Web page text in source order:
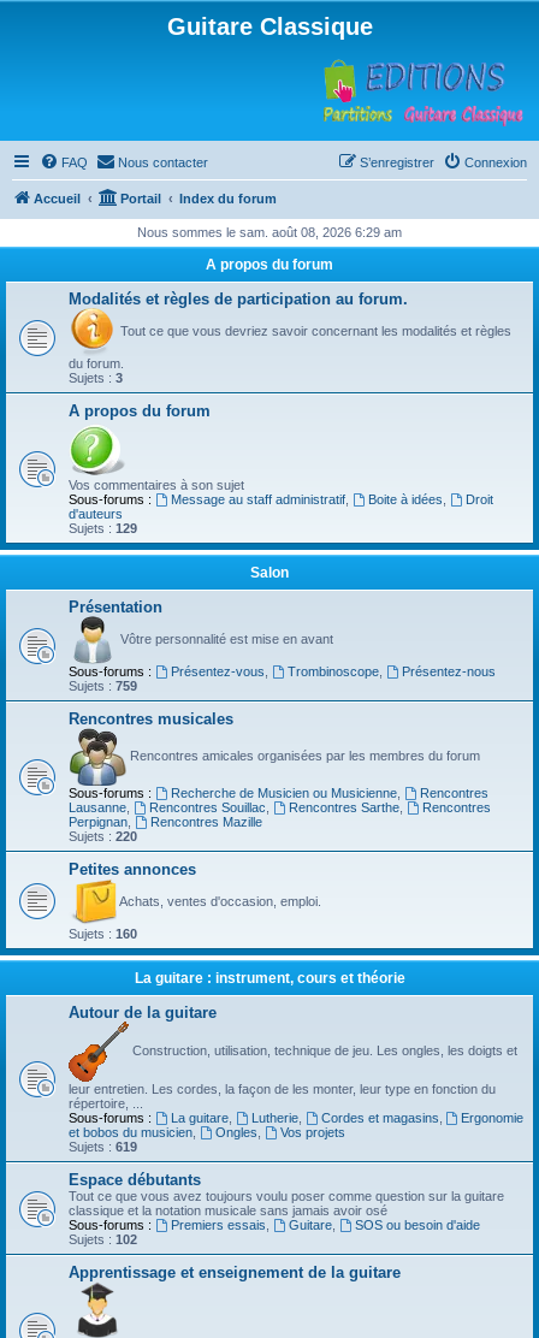
Guitare Classique
FAQ Nous contacter Connexion
S’enregistrer
Accueil Portail Index du forum
Nous sommes le sam. août 08, 2026 6:29 am
A propos du forum
Modalités et règles de participation au forum.
Tout ce que vous devriez savoir concernant les modalités et règles
du forum.
Sujets : 3
A propos du forum
Vos commentaires à son sujet
Sous-forums :
Message au staff administratif, Boite à idées
Droit
d'auteurs
Sujets : 129
Salon
Présentation
Vôtre personnalité est mise en avant
Sous-forums : Présentez-vous Trombinoscope,
Présentez-nous
Sujets : 759
Rencontres musicales
Rencontres amicales organisées par les membres du forum
Sous-forums : Recherche de Musicien ou Musicienne,
Rencontres
Lausanne
Rencontres Souillac Rencontres Sarthe,
Rencontres
Perpignan
Rencontres Mazille
Sujets : 220
Petites annonces
Achats, ventes d'occasion, emploi.
Sujets : 160
La guitare : instrument, cours et théorie
Autour de la guitare
Construction, utilisation, technique de jeu. Les ongles, les doigts et
leur entretien. Les cordes, la façon de les monter, leur type en fonction du
répertoire, ...
Sous-forums :
La guitare, Lutherie, Cordes et magasins
Ergonomie
et bobos du musicien
Ongles
Vos projets
Sujets : 619
Espace débutants
Tout ce que vous avez toujours voulu poser comme question sur la guitare
classique et la notation musicale sans jamais avoir osé
Sous-forums :
Premiers essais Guitare,
SOS ou besoin d'aide
Sujets : 102
Apprentissage et enseignement de la guitare